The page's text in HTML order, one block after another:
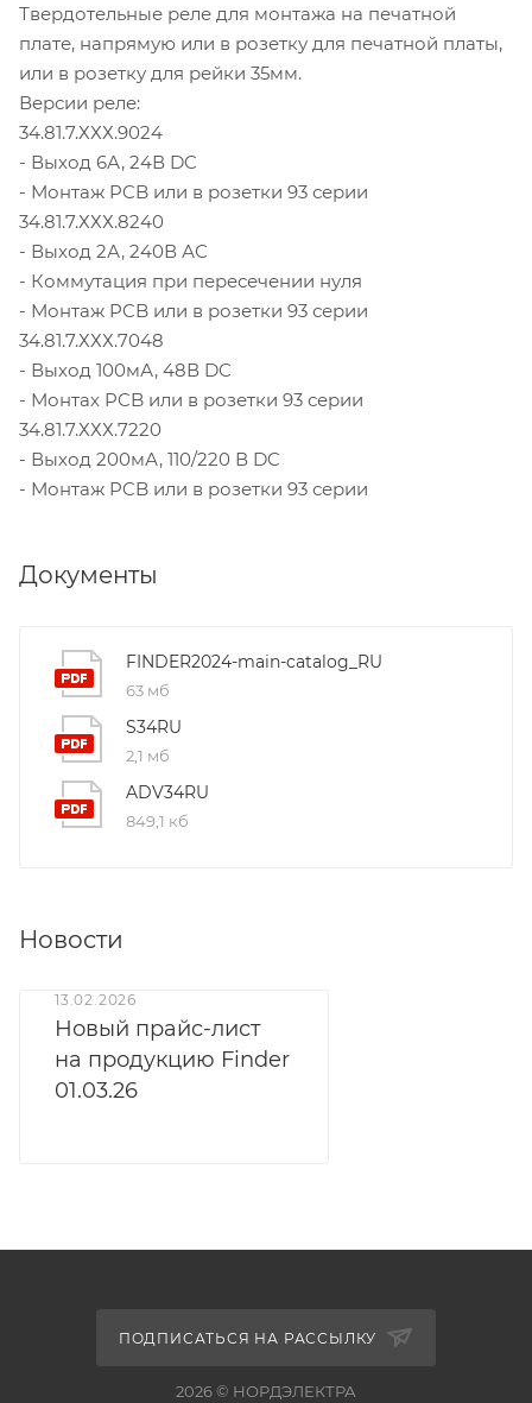
Твердотельные реле для монтажа на печатной
плате, напрямую или в розетку для печатной платы,
или в розетку для рейки 35мм.
Версии реле:
34.81.7.ХХХ.9024
- Выход 6А, 24В DC
- Монтаж PCB или в розетки 93 серии
34.81.7.ХХХ.8240
- Выход 2А, 240В АС
- Коммутация при пересечении нуля
- Монтаж PCB или в розетки 93 серии
34.81.7.ХХХ.7048
- Выход 100мА, 48В DC
- Монтах PCB или в розетки 93 серии
34.81.7.ХХХ.7220
- Выход 200мА, 110/220 В DC
- Монтаж PCB или в розетки 93 серии
Документы
FINDER2024-main-catalog_RU
63 мб
S34RU
2,1 мб
ADV34RU
849,1 кб
Новости
13.02.2026
Новый прайс-лист
на продукцию Finder
01.03.26
ПОДПИСАТЬСЯ НА РАССЫЛКУ
2026 © НОРДЭЛЕКТРА